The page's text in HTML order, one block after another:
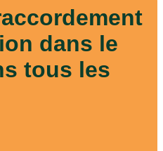
dans le
tous les